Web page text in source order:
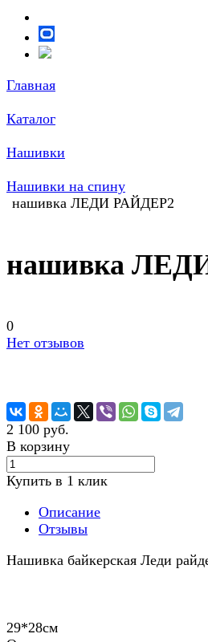
Главная
Каталог
Нашивки
Нашивки на спину
нашивка ЛЕДИ РАЙДЕР2
нашивка
0
Нет отзывов
2 100 руб.
В корзину
Купить в 1 клик
Описание
Отзывы
Нашивка байкерская Леди
29*28см